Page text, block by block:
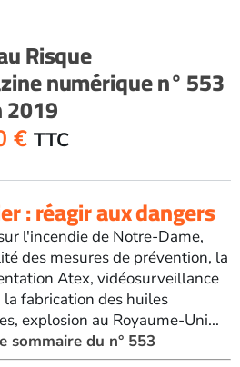
Risque
numérique n° 553
2019
€ TTC
: réagir aux dangers
l'incendie de Notre-Dame,
des mesures de prévention, la
Atex, vidéosurveillance
fabrication des huiles
explosion au Royaume-Uni...
sommaire du n° 553